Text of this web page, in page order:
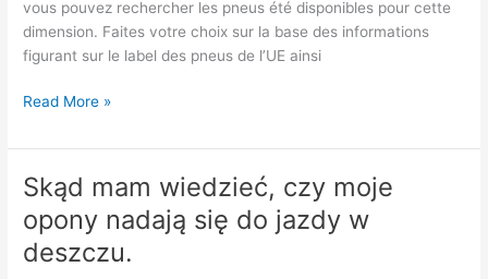
la
pluie.
vous pouvez rechercher les pneus été disponibles pour cette
dimension. Faites votre choix sur la base des informations
figurant sur le label des pneus de l’UE ainsi
Quels
les
meilleurs
pneus
été
pour
ma
Read More »
Skąd mam wiedzieć, czy moje
opony nadają się do jazdy w
deszczu.